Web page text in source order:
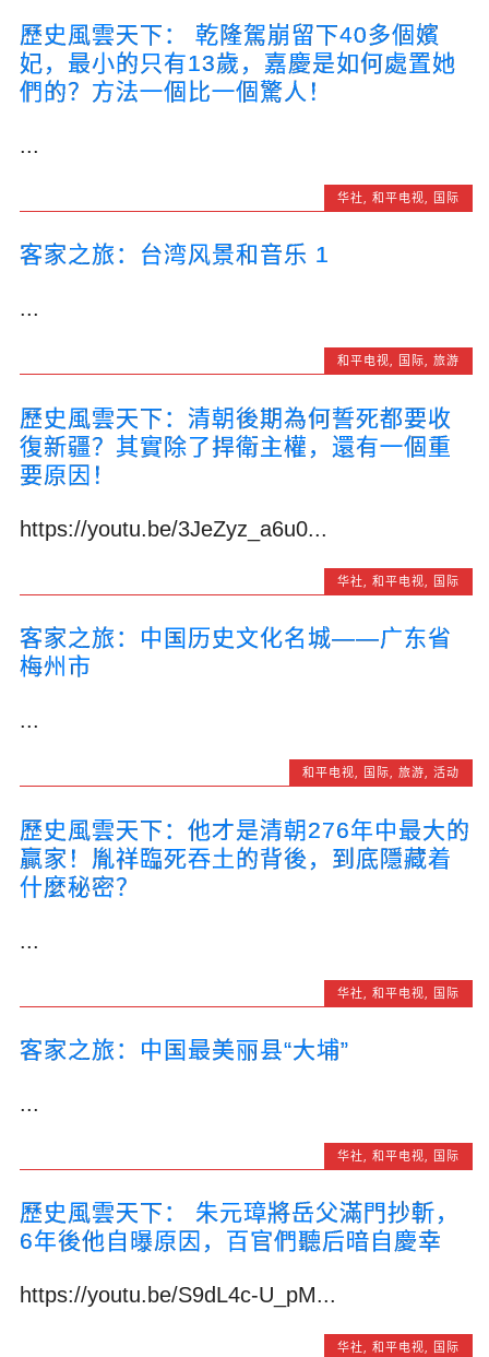
歷史風雲天下： 乾隆駕崩留下40多個嬪
妃，最小的只有13歲，嘉慶是如何處置她
們的？方法一個比一個驚人！
...
华社, 和平电视, 国际
客家之旅：台湾风景和音乐 1
...
和平电视, 国际, 旅游
歷史風雲天下：清朝後期為何誓死都要收
復新疆？其實除了捍衛主權，還有一個重
要原因！
https://youtu.be/3JeZyz_a6u0...
华社, 和平电视, 国际
客家之旅：中国历史文化名城——广东省
梅州市
...
和平电视, 国际, 旅游, 活动
歷史風雲天下：他才是清朝276年中最大的
贏家！胤祥臨死吞土的背後，到底隱藏着
什麼秘密？
...
华社, 和平电视, 国际
客家之旅：中国最美丽县“大埔”
...
华社, 和平电视, 国际
歷史風雲天下： 朱元璋將岳父滿門抄斬，
6年後他自曝原因，百官們聽后暗自慶幸
https://youtu.be/S9dL4c-U_pM...
华社, 和平电视, 国际